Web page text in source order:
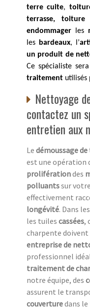
terre cuite,
terrasse,
endommager les
les bardeaux, l’
un produit de
Ce spécialiste
traitement utilisés
Nettoyage
contactez un
entretien aux
Le démoussage
est une opération
proliférationdes
polluantssur votre
effectivement
longévité. Dans
les tuiles cassées,
charpente
entreprise de
professionnel
traitement de
notre équipe, des
assurent le
couverturedans